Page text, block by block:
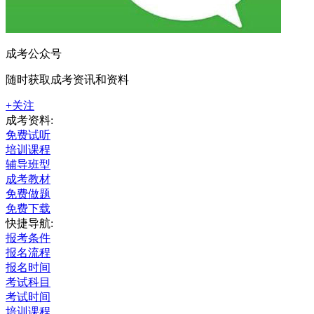
成考公众号
随时获取成考资讯和资料
+关注
成考资料:
免费试听
培训课程
辅导班型
成考教材
免费做题
免费下载
快捷导航:
报考条件
报名流程
报名时间
考试科目
考试时间
培训课程